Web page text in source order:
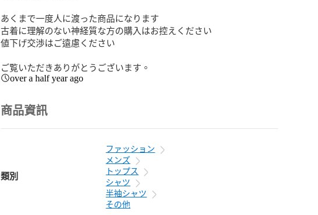
あくまで一度人に渡った商品になります
古着に理解のない神経質な方の購入はお控えください
値下げ交渉はご遠慮ください
ご覧いただきありがとうございます。
over a half year ago
商品資訊
類別
ファッション
メンズ
トップス
シャツ
半袖シャツ
その他